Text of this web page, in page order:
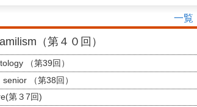
一覧
（第４０回）
（第39回）
（第38回）
第３7回)